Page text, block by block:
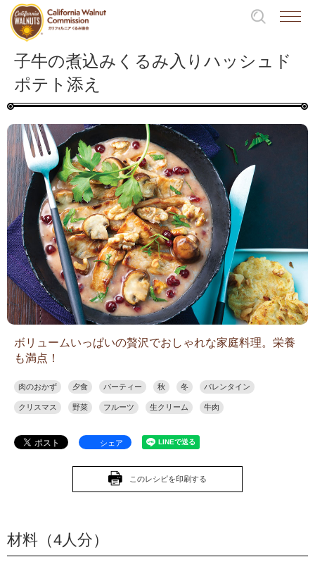
子牛の煮込みくるみ入りハッシュド
ポテト添え
ボリュームいっぱいの贅沢でおしゃれな家庭料理。栄養
も満点！
肉のおかず 夕食 パーティー 秋 冬 バレンタイン
クリスマス 野菜 フルーツ 生クリーム 牛肉
シェア
このレシピを印刷する
材料（4人分）